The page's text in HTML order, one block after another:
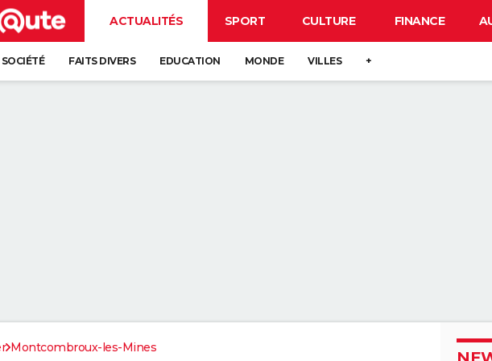
ACTUALITÉS SPORT CULTURE FINANCE
SOCIÉTÉ FAITS DIVERS EDUCATION MONDE VILLES +
Montcombroux-les-Mines